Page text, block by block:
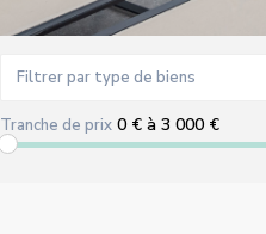
Filtrer par type de biens
Tranche de prix 0 € à 3 000 €